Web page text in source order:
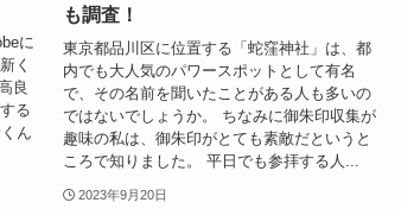
に
く
良
る
ん
も調査！
東京都品川区に位置する「蛇窪神社」は、都
内でも大人気のパワースポットとして有名
で、その名前を聞いたことがある人も多いの
ではないでしょうか。 ちなみに御朱印収集が
趣味の私は、御朱印がとても素敵だというと
ころで知りました。 平日でも参拝する人...
2023年9月20日